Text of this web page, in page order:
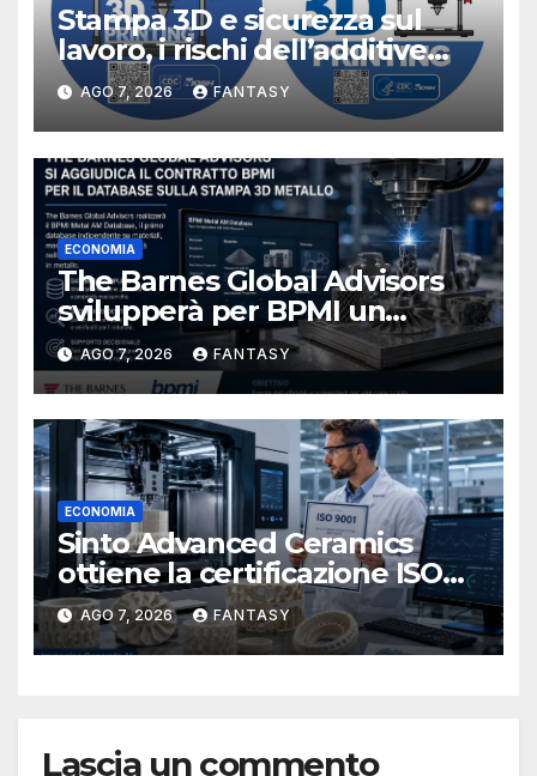
Stampa 3D e sicurezza sul
lavoro, i rischi dell’additive
manufacturing secondo
NIOSH
AGO 7, 2026 FANTASY
ECONOMIA
The Barnes Global Advisors
svilupperà per BPMI un
database per la stampa 3D
metallica destinata alla filiera
navale statunitense
AGO 7, 2026 FANTASY
ECONOMIA
Sinto Advanced Ceramics
ottiene la certificazione ISO
9001 per la stampa 3D di
ceramiche tecniche
AGO 7, 2026 FANTASY
Lascia un commento